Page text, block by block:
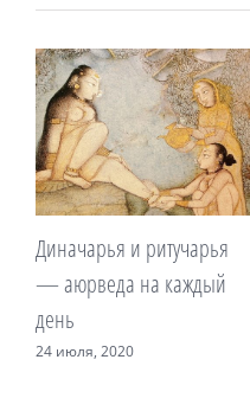
Правильное питание —
великое лекарство
аюрведы
9 июня, 2020